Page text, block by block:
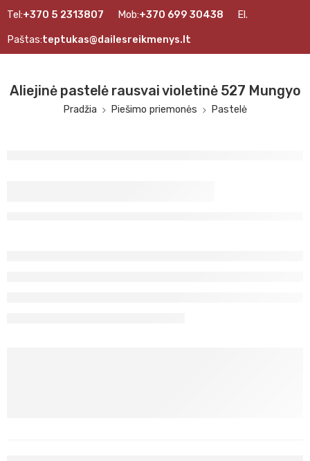
Tel:+370 5 2313807 Mob:+370 699 30438 El.
Paštas:teptukas@dailesreikmenys.lt
Aliejinė pastelė rausvai violetinė 527 Mungyo
Pradžia Piešimo priemonės Pastelė